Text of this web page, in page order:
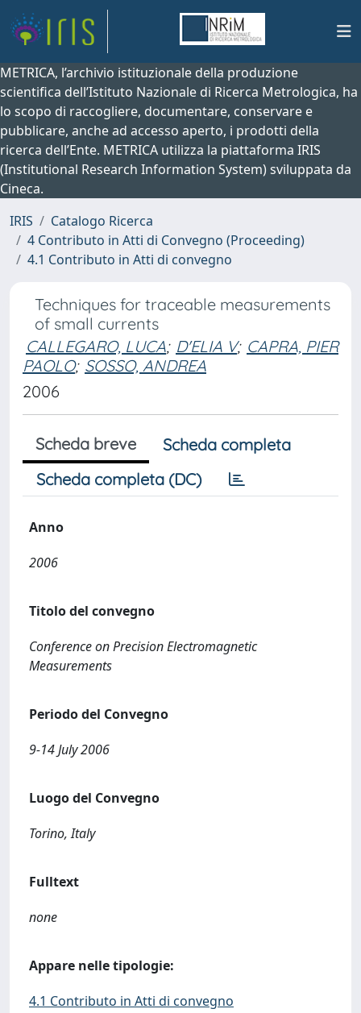
METRICA, l’archivio istituzionale della produzione
scientifica dell’Istituto Nazionale di Ricerca Metrologica, ha
lo scopo di raccogliere, documentare, conservare e
pubblicare, anche ad accesso aperto, i prodotti della
ricerca dell’Ente. METRICA utilizza la piattaforma IRIS
(Institutional Research Information System) sviluppata da
Cineca.
IRIS
Catalogo Ricerca
4 Contributo in Atti di Convegno (Proceeding)
4.1 Contributo in Atti di convegno
Techniques for traceable measurements
of small currents
CALLEGARO, LUCA; D'ELIA V; CAPRA, PIER
PAOLO; SOSSO, ANDREA
2006
Scheda breve
Scheda completa
Scheda completa (DC)
Anno
2006
Titolo del convegno
Conference on Precision Electromagnetic
Measurements
Periodo del Convegno
9-14 July 2006
Luogo del Convegno
Torino, Italy
Fulltext
none
Appare nelle tipologie:
4.1 Contributo in Atti di convegno